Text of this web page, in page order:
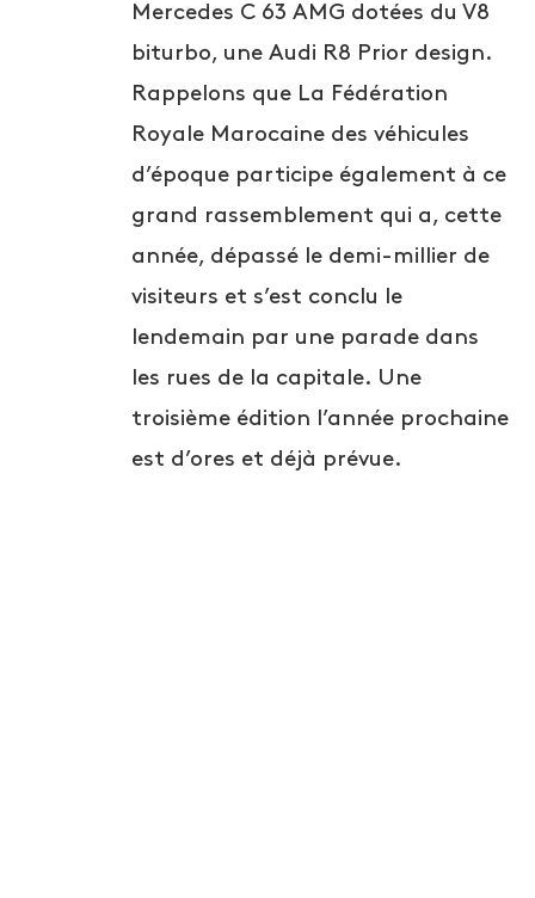
Mercedes C 63 AMG dotées du V8
biturbo, une Audi R8 Prior design.
Rappelons que La Fédération
Royale Marocaine des véhicules
d’époque participe également à ce
grand rassemblement qui a, cette
année, dépassé le demi-millier de
visiteurs et s’est conclu le
lendemain par une parade dans
les rues de la capitale. Une
troisième édition l’année prochaine
est d’ores et déjà prévue.